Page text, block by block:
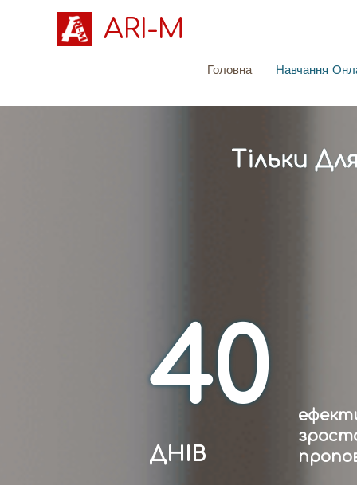
ARI-M
Головна Навчання
Тільки
40
ДНІВ